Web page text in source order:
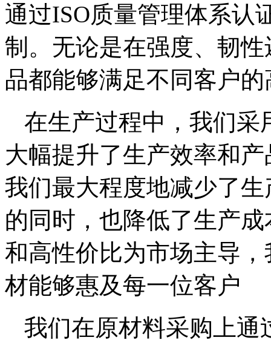
通过ISO质量管理体系认
制。无论是在强度、韧
品都能够满足不同客户的
在生产过程中，我们采
大幅提升了生产效率和
我们最大程度地减少了
的同时，也降低了生产
和高性价比为市场主导
材能够惠及每一位客户
我们在原材料采购上通